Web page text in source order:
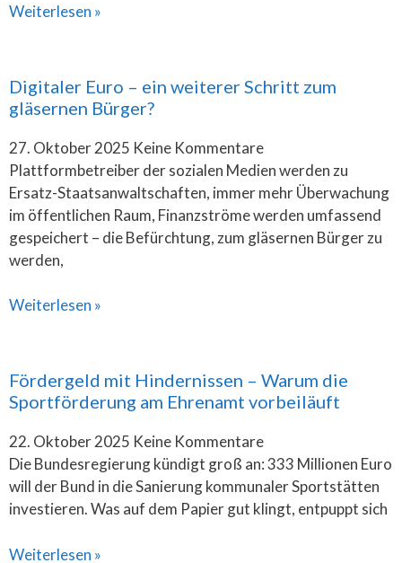
Weiterlesen »
Digitaler Euro – ein weiterer Schritt zum
gläsernen Bürger?
27. Oktober 2025 Keine Kommentare
Plattformbetreiber der sozialen Medien werden zu
Ersatz-Staatsanwaltschaften, immer mehr Überwachung
im öffentlichen Raum, Finanzströme werden umfassend
gespeichert – die Befürchtung, zum gläsernen Bürger zu
werden,
Weiterlesen »
Fördergeld mit Hindernissen – Warum die
Sportförderung am Ehrenamt vorbeiläuft
22. Oktober 2025 Keine Kommentare
Die Bundesregierung kündigt groß an: 333 Millionen Euro
will der Bund in die Sanierung kommunaler Sportstätten
investieren. Was auf dem Papier gut klingt, entpuppt sich
Weiterlesen »